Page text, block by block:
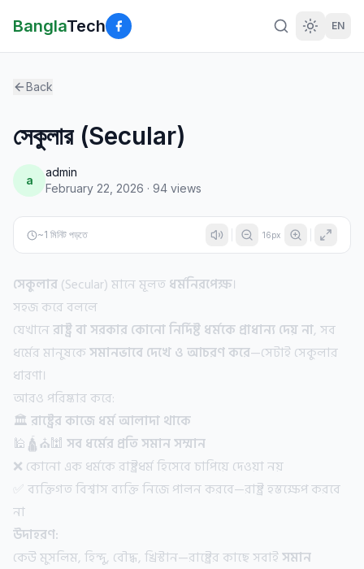
BanglaTech EN
Back
সেকুলার (Secular)
a
admin
February 22, 2026 · 94 views
~1 মিনিট পড়তে 16px
সেকুলার(Secular) মানে মূলতধর্মনিরপেক্ষ।
সহজ করে বললে
যেখানেরাষ্ট্র বা সরকার কোনো নির্দিষ্ট ধর্মকে প্রাধান্য দেয় না, সব
ধর্মের মানুষকেসমানভাবে দেখে ও আচরণ করে—সেটাই সেকুলার
ধারণা।
আরও পরিষ্কার করে:
🏛️রাষ্ট্রের কাজে ধর্ম আলাদা থাকে
🕌🛕⛪🕍 সব ধর্মের প্রতি সমান সম্মান
❌ কোনো এক ধর্মকে রাষ্ট্রধর্ম হিসেবে চাপিয়ে দেওয়া নয়
✅ ব্যক্তিগত বিশ্বাস ব্যক্তি নিজে পালন করবে—রাষ্ট্র হস্তক্ষেপ করবে
না
উদাহরণ:
কেউ মুসলিম, হিন্দু, বৌদ্ধ, খ্রিস্টান—রাষ্ট্রের কাছে সবাইসমান